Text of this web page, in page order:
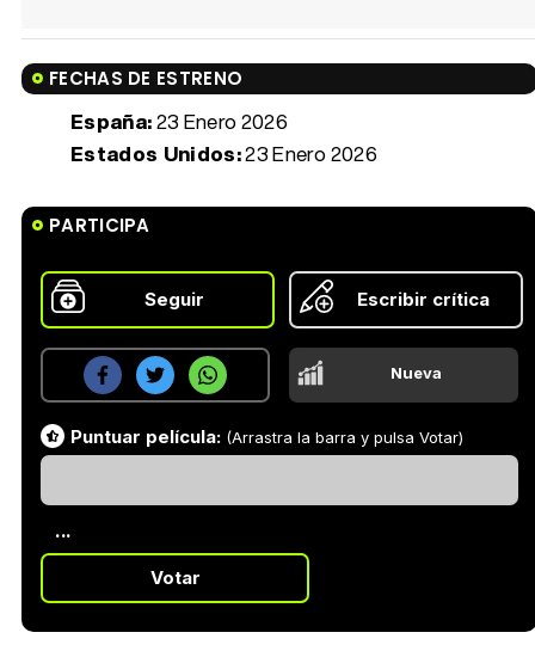
FECHAS DE ESTRENO
España:23 Enero 2026
Estados Unidos:23 Enero 2026
PARTICIPA
Seguir Escribir crítica
Nueva
Puntuar película: (Arrastra la barra y pulsa Votar)
...
Votar